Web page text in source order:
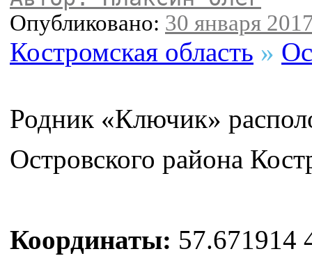
Опубликовано: 30 января
Костромская область »
Родник «Ключик»
Островского района
Координаты: 57.671914